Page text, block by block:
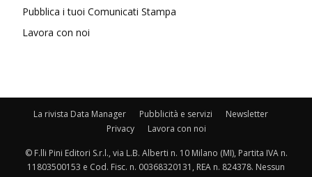
Pubblica i tuoi Comunicati Stampa
Lavora con noi
La rivista Data Manager Pubblicità e servizi
Newsletter
Privacy
Lavora con noi
© F.lli Pini Editori S.r.l., via L.B. Alberti n. 10 Milano (MI), Partita IVA n.
11803500153 e Cod. Fisc. n. 00368320131, REA n. 824378. Nessun